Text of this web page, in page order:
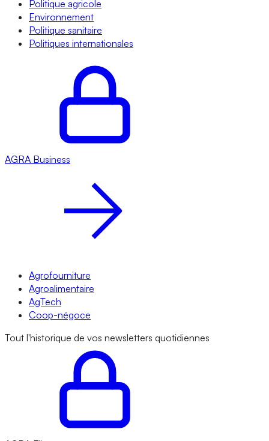
Politique agricole
Environnement
Politique sanitaire
Politiques internationales
AGRA Business
Agrofourniture
Agroalimentaire
AgTech
Coop-négoce
Tout l'historique de vos newsletters quotidiennes